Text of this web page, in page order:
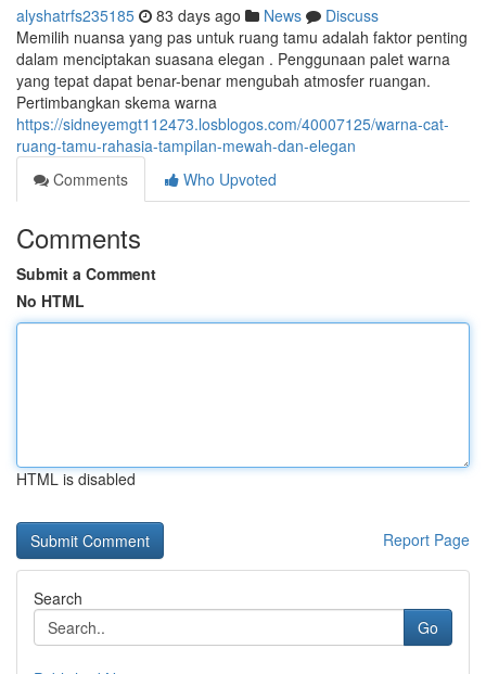
alyshatrfs235185 83 days ago News
Discuss
Memilih nuansa yang pas untuk ruang tamu adalah faktor penting
dalam menciptakan suasana elegan . Penggunaan palet warna
yang tepat dapat benar-benar mengubah atmosfer ruangan.
Pertimbangkan skema warna
https://sidneyemgt112473.losblogos.com/40007125/warna-cat-
ruang-tamu-rahasia-tampilan-mewah-dan-elegan
Comments
Who Upvoted
Comments
Submit a Comment
No HTML
HTML is disabled
Report Page
Search
Go